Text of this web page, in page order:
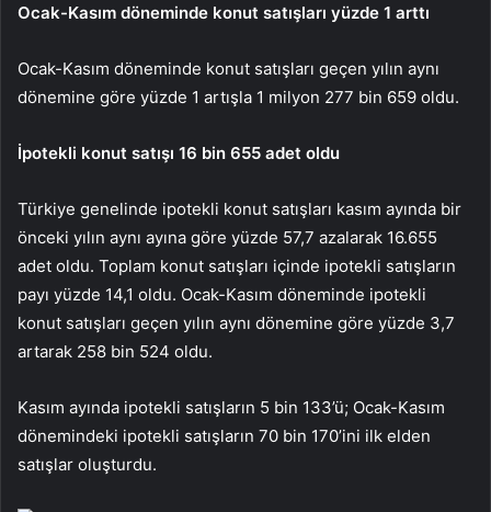
Ocak-Kasım döneminde konut satışları yüzde 1 arttı
Ocak-Kasım döneminde konut satışları geçen yılın aynı
dönemine göre yüzde 1 artışla 1 milyon 277 bin 659 oldu.
İpotekli konut satışı 16 bin 655 adet oldu
Türkiye genelinde ipotekli konut satışları kasım ayında bir
önceki yılın aynı ayına göre yüzde 57,7 azalarak 16.655
adet oldu. Toplam konut satışları içinde ipotekli satışların
payı yüzde 14,1 oldu. Ocak-Kasım döneminde ipotekli
konut satışları geçen yılın aynı dönemine göre yüzde 3,7
artarak 258 bin 524 oldu.
Kasım ayında ipotekli satışların 5 bin 133’ü; Ocak-Kasım
dönemindeki ipotekli satışların 70 bin 170’ini ilk elden
satışlar oluşturdu.